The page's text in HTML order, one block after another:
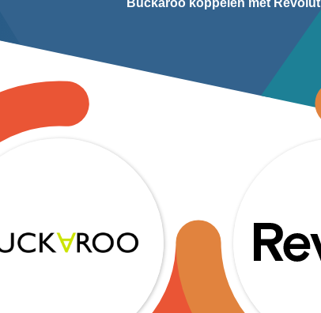
Buckaroo koppelen met Revolut